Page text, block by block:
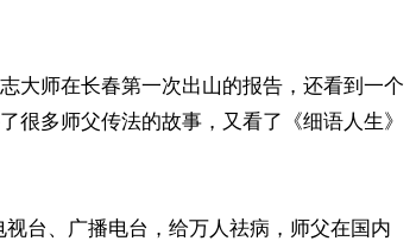
大师在长春第一次出山的报告，还看到一个
很多师父传法的故事，又看了《细语人生》
台、广播电台，给万人祛病，师父在国内